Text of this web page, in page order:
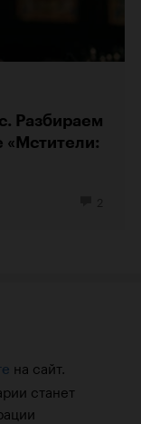
Разбираем
«Мстители:
на сайт.
станет